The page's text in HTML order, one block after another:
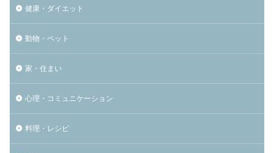
健康・ダイエット
動物・ペット
家・住まい
心理・コミュニケーション
料理・レシピ